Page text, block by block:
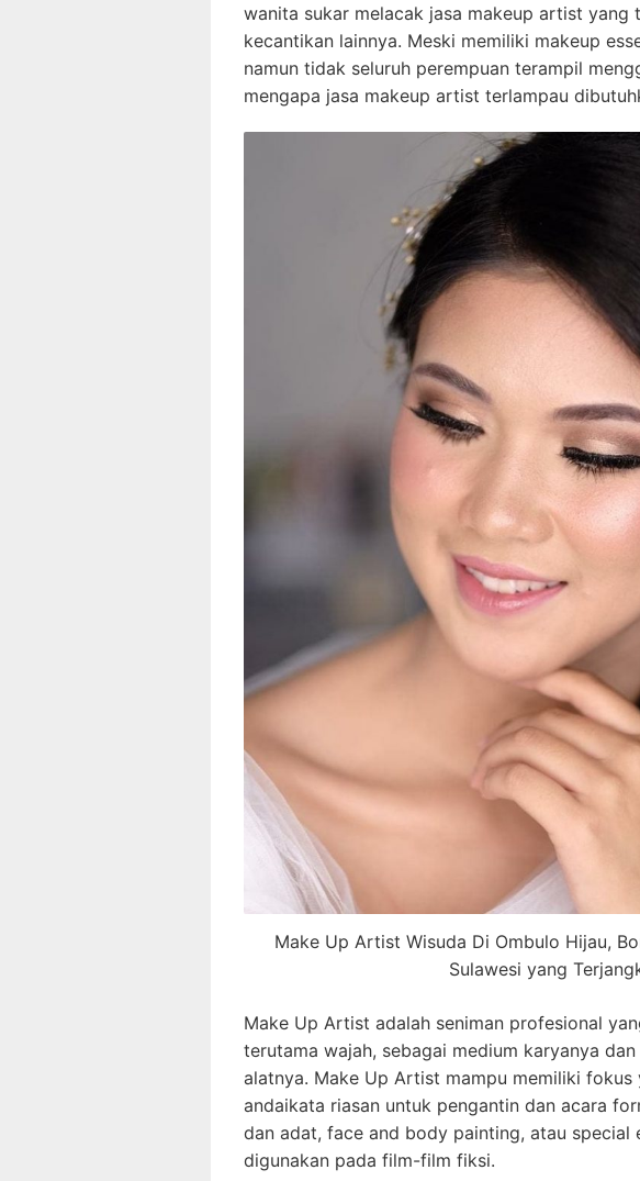
wanita sukar melacak jasa makeup artist yang
kecantikan lainnya. Meski memiliki makeup
namun tidak seluruh perempuan terampil
mengapa jasa makeup artist terlampau
Make Up Artist Wisuda Di Ombulo Hijau,
Sulawesi yang
Make Up Artist adalah seniman profesional
terutama wajah, sebagai medium karyanya
alatnya. Make Up Artist mampu memiliki fokus
andaikata riasan untuk pengantin dan acara
dan adat, face and body painting, atau
digunakan pada film-film fiksi.